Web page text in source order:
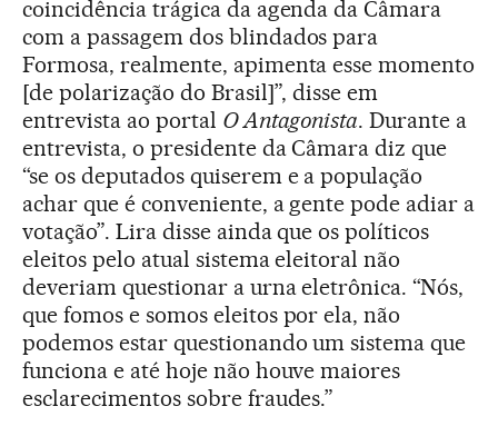
coincidência trágica da agenda da Câmara
com a passagem dos blindados para
Formosa, realmente, apimenta esse momento
[de polarização do Brasil]”, disse em
entrevista ao portal O Antagonista. Durante a
entrevista, o presidente da Câmara diz que
“se os deputados quiserem e a população
achar que é conveniente, a gente pode adiar a
votação”. Lira disse ainda que os políticos
eleitos pelo atual sistema eleitoral não
deveriam questionar a urna eletrônica. “Nós,
que fomos e somos eleitos por ela, não
podemos estar questionando um sistema que
funciona e até hoje não houve maiores
esclarecimentos sobre fraudes.”